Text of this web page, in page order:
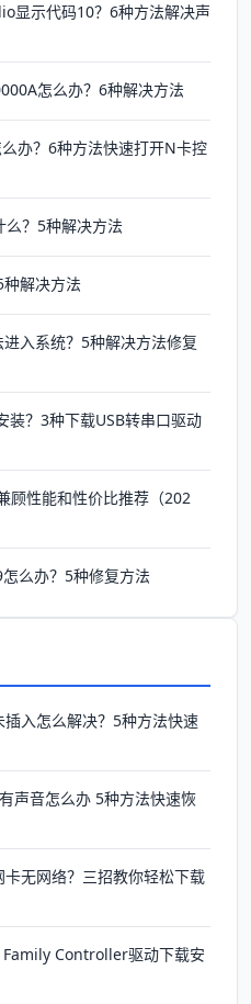
显示代码10？6种方法解决声
怎么办？6种解决方法
办？6种方法快速打开N卡控
么？5种解决方法
种解决方法
入系统？5种解决方法修复
装？3种下载USB转串口驱动
顾性能和性价比推荐（202
么办？5种修复方法
入怎么解决？5种方法快速
声音怎么办 5种方法快速恢
无网络？三招教你轻松下载
Controller驱动下载安